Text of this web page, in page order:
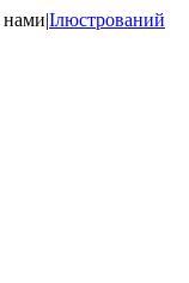
нами|Ілюстрований